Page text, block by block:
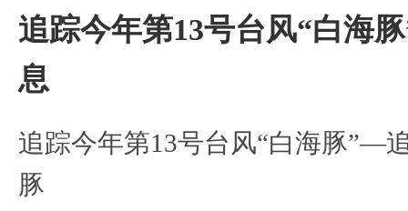
追踪今年第13号台风“白海
息
追踪今年第13号台风“白海豚”—
豚